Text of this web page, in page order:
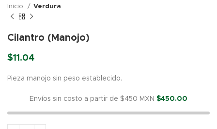
Inicio Verdura
Cilantro (Manojo)
$11.04
Pieza manojo sin peso establecido.
Envíos sin costo a partir de $450 MXN $450.00